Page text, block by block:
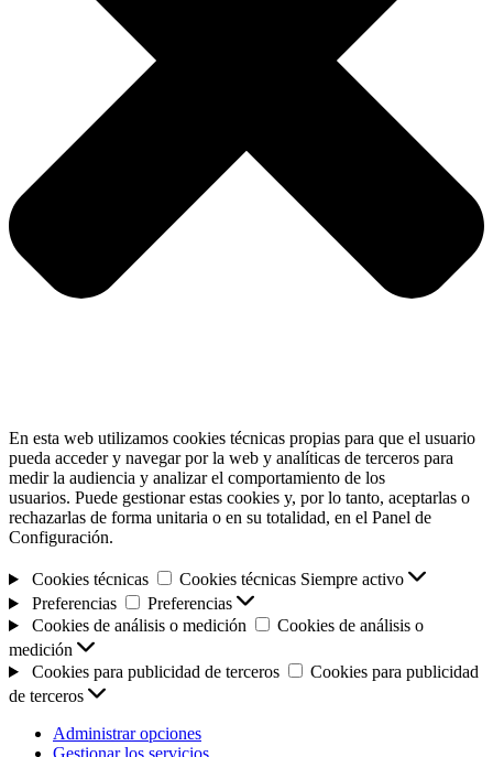
En esta web utilizamos cookies técnicas propias para que el usuario
pueda acceder y navegar por la web y analíticas de terceros para
medir la audiencia y analizar el comportamiento de los
usuarios. Puede gestionar estas cookies y, por lo tanto, aceptarlas o
rechazarlas de forma unitaria o en su totalidad, en el Panel de
Configuración.
Cookies técnicas Cookies técnicas Siempre activo
Preferencias
Preferencias
Cookies de análisis o medición
Cookies de análisis o
medición
Cookies para publicidad de terceros
Cookies para publicidad
de terceros
Administrar opciones
Gestionar los servicios